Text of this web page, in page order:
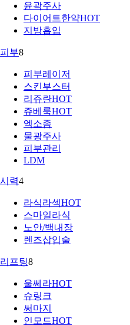
윤곽주사
다이어트한약HOT
지방흡입
피부8
피부레이저
스킨부스터
리쥬란HOT
쥬베룩HOT
엑소좀
물광주사
피부관리
LDM
시력4
라식라섹HOT
스마일라식
노안/백내장
렌즈삽입술
리프팅8
울쎄라HOT
슈링크
써마지
인모드HOT